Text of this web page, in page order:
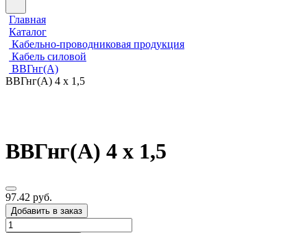
Главная
Каталог
Кабельно-проводниковая продукция
Кабель силовой
ВВГнг(А)
ВВГнг(А) 4 х 1,5
ВВГнг(А) 4 х 1,5
97.42 руб.
Добавить в заказ